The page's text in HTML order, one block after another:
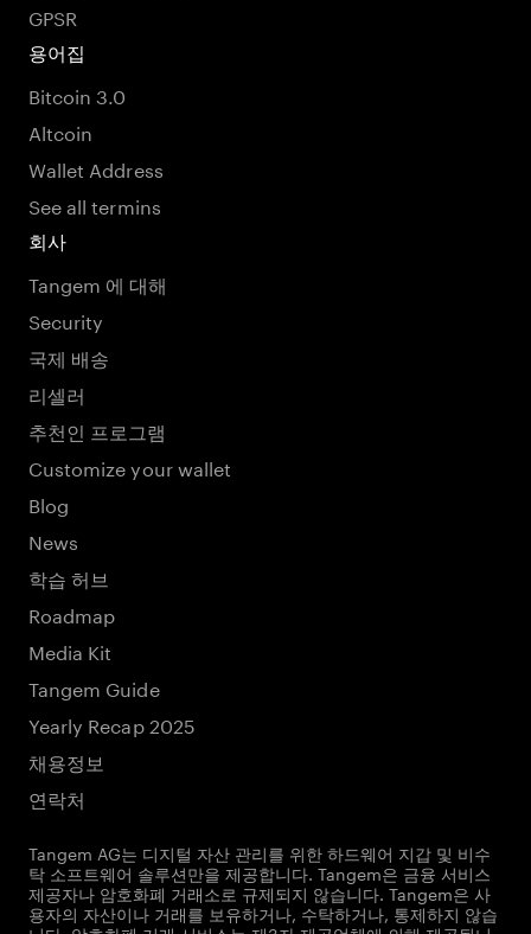
GPSR
용어집
Bitcoin 3.0
Altcoin
Wallet Address
See all termins
회사
Tangem 에 대해
Security
국제 배송
리셀러
추천인 프로그램
Customize your wallet
Blog
News
학습 허브
Roadmap
Media Kit
Tangem Guide
Yearly Recap 2025
채용정보
연락처
Tangem AG는 디지털 자산 관리를 위한 하드웨어 지갑 및 비수
탁 소프트웨어 솔루션만을 제공합니다. Tangem은 금융 서비스
제공자나 암호화폐 거래소로 규제되지 않습니다. Tangem은 사
용자의 자산이나 거래를 보유하거나, 수탁하거나, 통제하지 않습